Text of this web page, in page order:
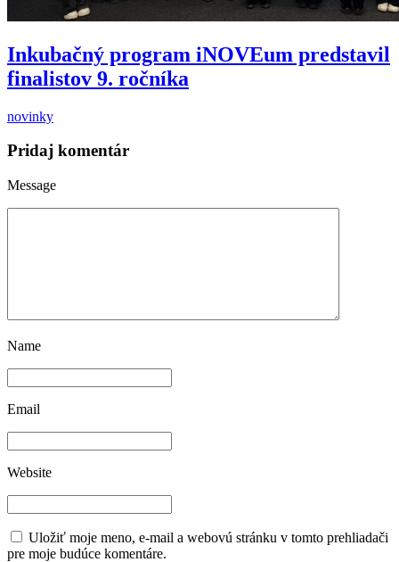
Inkubačný program iNOVEum predstavil
finalistov 9. ročníka
novinky
Pridaj komentár
Message
Name
Email
Website
Uložiť moje meno, e-mail a webovú stránku v tomto prehliadači
pre moje budúce komentáre.